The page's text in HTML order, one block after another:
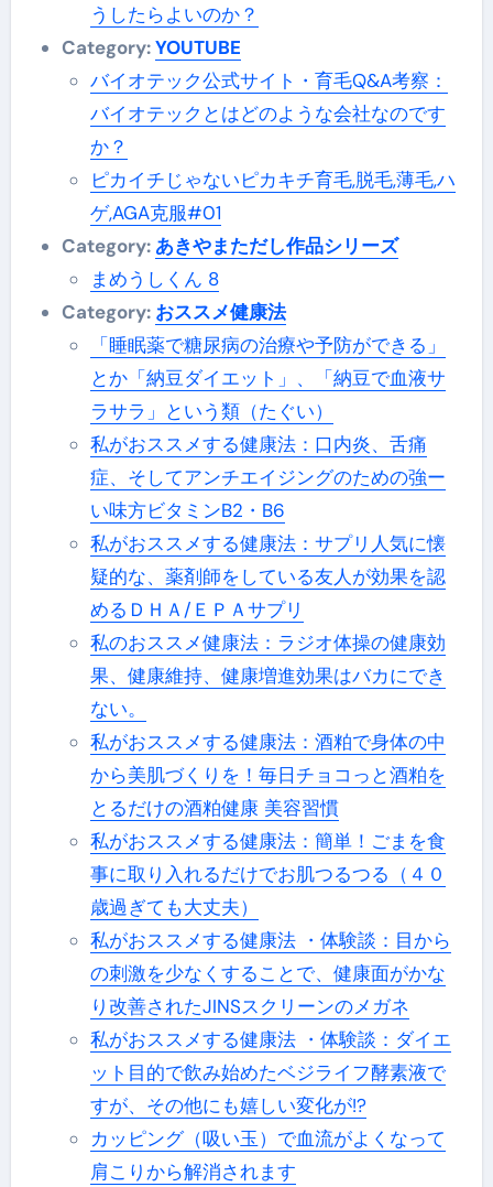
うしたらよいのか？
Category:YOUTUBE
バイオテック公式サイト・育毛Q&A考察：
バイオテックとはどのような会社なのです
か？
ピカイチじゃないピカキチ育毛,脱毛,薄毛,ハ
ゲ,AGA克服#01
Category: あきやまただし作品シリーズ
まめうしくん 8
Category: おススメ健康法
「睡眠薬で糖尿病の治療や予防ができる」
とか「納豆ダイエット」、「納豆で血液サ
ラサラ」という類（たぐい）
私がおススメする健康法：口内炎、舌痛
症、そしてアンチエイジングのための強ー
い味方ビタミンB2・B6
私がおススメする健康法：サプリ人気に懐
疑的な、薬剤師をしている友人が効果を認
めるＤＨＡ/ＥＰＡサプリ
私のおススメ健康法：ラジオ体操の健康効
果、健康維持、健康増進効果はバカにでき
ない。
私がおススメする健康法：酒粕で身体の中
から美肌づくりを！毎日チョコっと酒粕を
とるだけの酒粕健康 美容習慣
私がおススメする健康法：簡単！ごまを食
事に取り入れるだけでお肌つるつる（４０
歳過ぎても大丈夫）
私がおススメする健康法 ・体験談：目から
の刺激を少なくすることで、健康面がかな
り改善されたJINSスクリーンのメガネ
私がおススメする健康法 ・体験談：ダイエ
ット目的で飲み始めたベジライフ酵素液で
すが、その他にも嬉しい変化が!?
カッピング（吸い玉）で血流がよくなって
肩こりから解消されます